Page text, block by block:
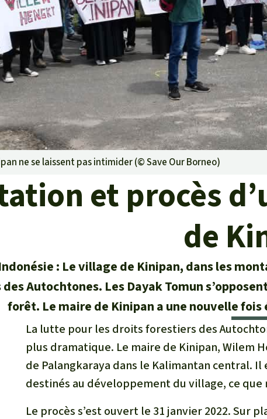
Les biocarburants
L’aluminium
L'élevage industriel
L'or
L'accaparement des terres
Le braconnage
Les barrages
Le ciment et le béton
Les routes
ne se laissent pas intimider (©Save Our Borneo)
et procès
de
: Le village de Kinipan, dans les
Autochtones. Les Dayak Tomun
forêt. Le maire de Kinipan a une nouvelle
La lutte pour les droits forestiers des
plus dramatique. Le maire de Kinipan, Wilem
de Palangkaraya dans le Kalimantan central.
destinés au développement du village, ce
Le procès s’est ouvert le 31 janvier 2022. Sur